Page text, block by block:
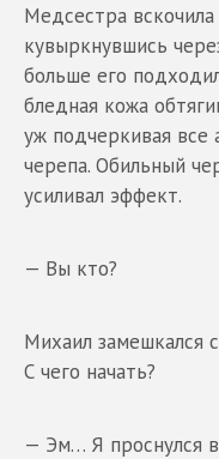
Медсестра
кувыркнувшись
больше его
бледная кожа
уж подчеркивая все
черепа. Обильный
усиливал эффект.
— Вы кто?
Михаил замешкался
С чего начать?
— Эм… Я проснулся